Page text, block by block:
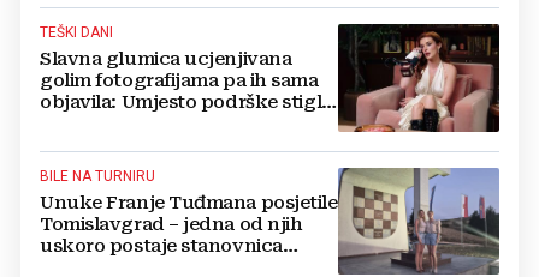
TEŠKI DANI
Slavna glumica ucjenjivana
golim fotografijama pa ih sama
objavila: Umjesto podrške stigle
BILE NA TURNIRU
Unuke Franje Tuđmana posjetile
Tomislavgrad – jedna od njih
uskoro postaje stanovnica